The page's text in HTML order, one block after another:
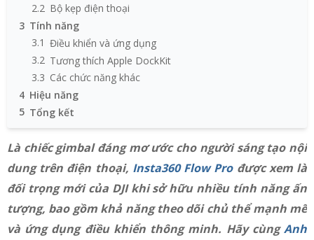
2.2 Bộ kẹp điện thoại
3 Tính năng
3.1 Điều khiển và ứng dụng
3.2 Tương thích Apple DockKit
3.3 Các chức năng khác
4 Hiệu năng
5 Tổng kết
Là chiếc gimbal đáng mơ ước cho người sáng tạo nội
dung trên điện thoại, Insta360 Flow Prođược xem là
đối trọng mới của DJI khi sở hữu nhiều tính năng ấn
tượng, bao gồm khả năng theo dõi chủ thể mạnh mẽ
và ứng dụng điều khiển thông minh. Hãy cùngAnh